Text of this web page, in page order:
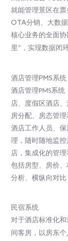
就能管理景区在票
OTA分销、大数
核心业务的全面
里 ” ，实现数据闭环
酒店管理 PMS系统
酒店管理PMS系统
店、度假区酒店
房分配、房态管
酒店工作人员、
理，随时随地监
店，集成化的管
包括房型、房价
分析、横纵向对比
民宿系统
对于酒店标准化
间客房，以房东